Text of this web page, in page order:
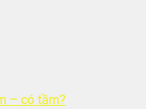
– có tầm?